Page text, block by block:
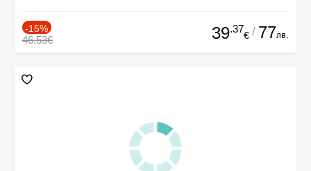
-15%
46.53€ 39.37
€ / 77лв.